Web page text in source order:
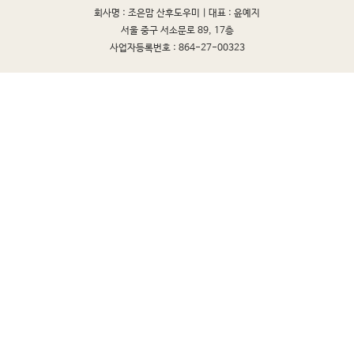
회사명 : 조은맘 산후도우미 | 대표 : 윤예지
서울 중구 서소문로 89, 17층
사업자등록번호 : 864-27-00323